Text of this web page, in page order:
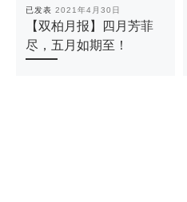
已发表 2021年4月30日
【双柏月报】四月芳菲
尽，五月如期至！